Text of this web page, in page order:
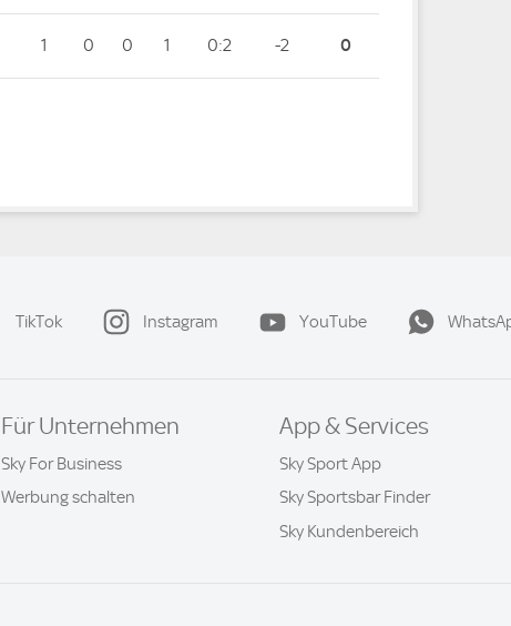
1 0 0 1 0:2 -2 0
TikTok Instagram YouTube
Für Unternehmen
Sky For Business
Werbung schalten
App & Services
Sky Sport App
Sky Sportsbar Finder
Sky Kundenbereich